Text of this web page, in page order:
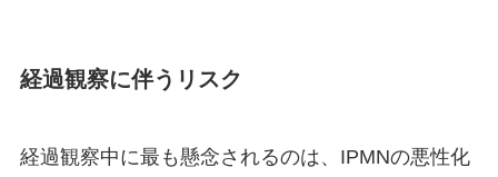
経過観察に伴うリスク
経過観察中に最も懸念されるのは、IPMNの悪性化